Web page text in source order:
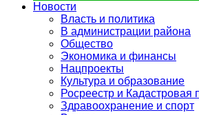
Новости
Власть и политика
В администрации района
Общество
Экономика и финансы
Нацпроекты
Культура и образование
Росреестр и Кадастровая
Здравоохранение и спорт